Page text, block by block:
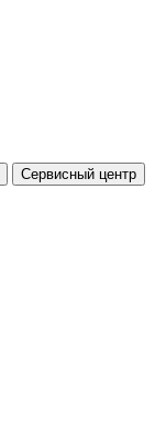
Сервисный центр